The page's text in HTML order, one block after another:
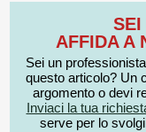
SEI
AFFIDA A
Sei un
questo articolo? Un
argomento o devi
Inviaci la tua
serve per lo